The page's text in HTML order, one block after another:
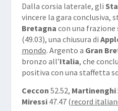
Dalla corsia laterale, gli
vincere la gara conclusiva,
Bretagna con una frazione
(49.03), una chiusura di
mondo. Argento a Gran
bronzo all’Italia, che
positiva con una staffetta
Ceccon 52.52, Martinenghi
Miressi47.47 (record